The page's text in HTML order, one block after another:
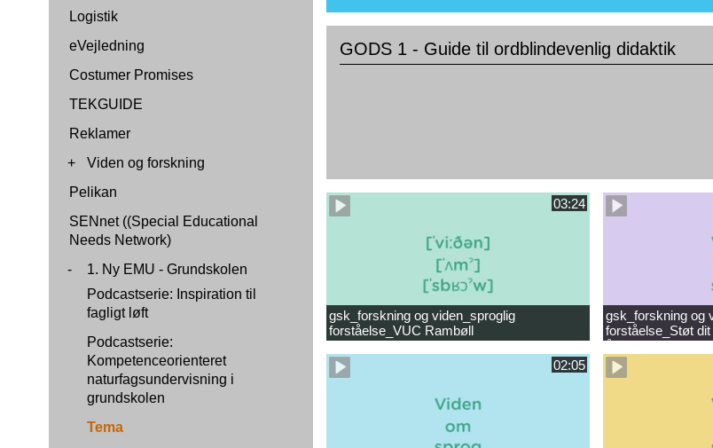
Logistik
eVejledning
Costumer Promises
TEKGUIDE
Reklamer
+
Viden og forskning
Pelikan
SENnet ((Special Educational
Needs Network)
-
1. Ny EMU - Grundskolen
Podcastserie: Inspiration til
fagligt løft
Podcastserie:
Kompetenceorienteret
naturfagsundervisning i
grundskolen
Tema
GODS 1 - Guide til ordblindevenlig didaktik
03:24
gsk_forskning og viden_sproglig
forståelse_VUC Rambøll
læsevanskeligheder.mp4
gsk_forskning og
forståelse_Støt
år.mp4
02:05